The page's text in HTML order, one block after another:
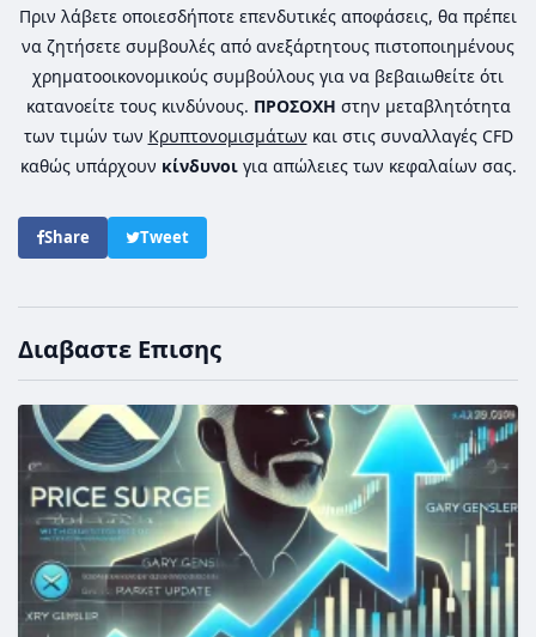
Πριν λάβετε οποιεσδήποτε επενδυτικές αποφάσεις, θα πρέπει
να ζητήσετε συμβουλές από ανεξάρτητους πιστοποιημένους
χρηματοοικονομικούς συμβούλους για να βεβαιωθείτε ότι
κατανοείτε τους κινδύνους. ΠΡΟΣΟΧΗ στην μεταβλητότητα
των τιμών των Κρυπτονομισμάτων και στις συναλλαγές CFD
καθώς υπάρχουν κίνδυνοιγια απώλειες των κεφαλαίων σας.
Share Tweet
Διαβαστε Επισης